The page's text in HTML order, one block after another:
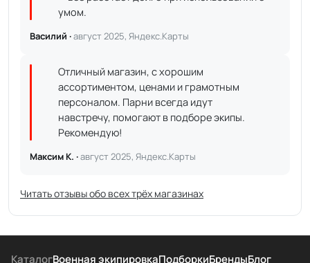
умом.
Василий ·август 2025, Яндекс.Карты
Отличный магазин, с хорошим
ассортиментом, ценами и грамотным
персоналом. Парни всегда идут
навстречу, помогают в подборе экипы.
Рекомендую!
Максим К. ·август 2025, Яндекс.Карты
Читать отзывы обо всех трёх магазинах
КаталогВоенная экипировкаПодборкиБрендыБлог